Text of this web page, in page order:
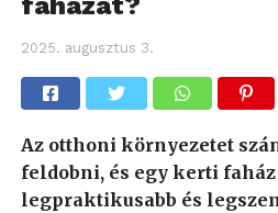
2025. augusztus 3.
Az otthoni környezetet
feldobni, és egy kerti
legpraktikusabb és